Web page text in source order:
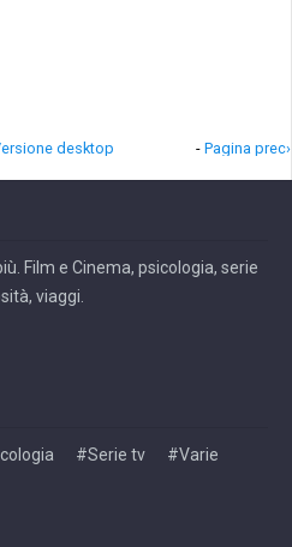
- Pagina prec›
desktop
Film e Cinema, psicologia, serie
viaggi.
#Serie tv
#Varie